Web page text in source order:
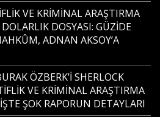
VE KRİMİNAL ARAŞTIRMA
DOSYASI: GÜZİDE
ADNAN AKSOY’A
ÖZBERK’İ SHERLOCK
VE KRİMİNAL ARAŞTIRMA
ŞOK RAPORUN DETAYLARI